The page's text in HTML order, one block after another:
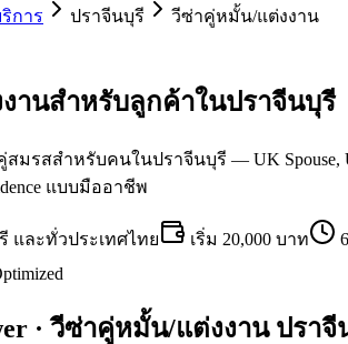
การ ปราจีนบุรี
วีซ่าคู่หมั้น/แต่งงาน
านสำหรับลูกค้าในปราจีนบุรี
สสำหรับคนในปราจีนบุรี — UK Spouse, USA
แบบมืออาชีพ
และทั่วประเทศไทย เริ่ม 20,000 บาท
· วีซ่าคู่หมั้น/แต่งงาน ปราจี